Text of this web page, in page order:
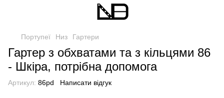
Портупеї Низ Гартери
Гартер з обхватами та з кільцями 86
- Шкіра, потрібна допомога
Артикул: 86pd Написати відгук